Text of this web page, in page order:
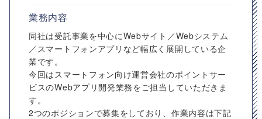
業務内容
同社は受託事業を中心にWebサイト／Webシステム
／スマートフォンアプリなど幅広く展開している企
業です。
今回はスマートフォン向け運営会社のポイントサー
ビスのWebアプリ開発業務をご担当していただきま
す。
2つのポジションで募集をしており、作業内容は下記